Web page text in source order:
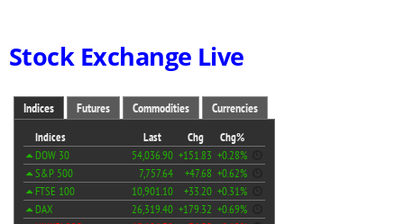
Stock Exchange Live